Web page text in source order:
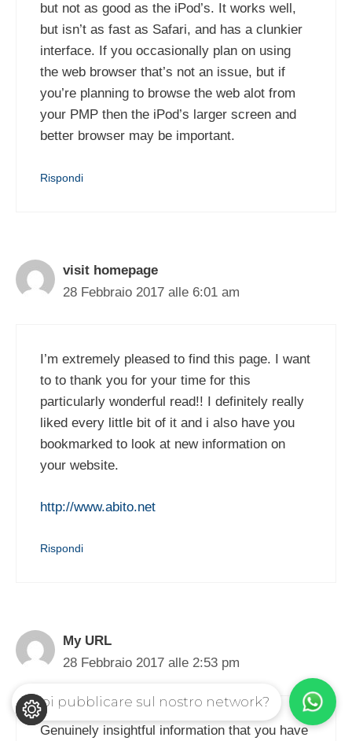
but not as good as the iPod’s. It works well,
but isn’t as fast as Safari, and has a clunkier
interface. If you occasionally plan on using
the web browser that’s not an issue, but if
you’re planning to browse the web alot from
your PMP then the iPod’s larger screen and
better browser may be important.
Rispondi
visit homepage
28 Febbraio 2017 alle 6:01 am
I’m extremely pleased to find this page. I want
to to thank you for your time for this
particularly wonderful read!! I definitely really
liked every little bit of it and i also have you
bookmarked to look at new information on
your website.
http://www.abito.net
Rispondi
My URL
28 Febbraio 2017 alle 2:53 pm
Genuinely insightful information that you have
Vuoi pubblicare sul nostro network?